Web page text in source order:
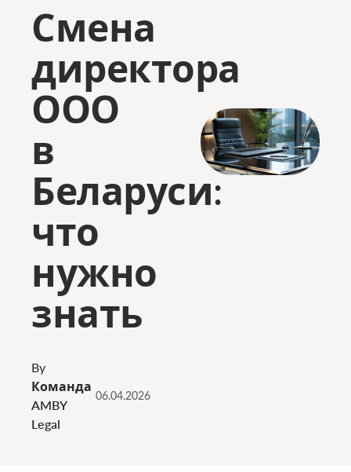
Смена
директора
ООО
в
Беларуси:
что
нужно
знать
By
Команда
AMBY
Legal
06.04.2026